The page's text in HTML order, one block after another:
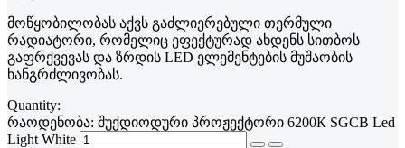
მოწყობილობას აქვს გაძლიერებული თერმული
რადიატორი, რომელიც ეფექტურად ახდენს სითბოს
გაფრქვევას და ზრდის LED ელემენტების მუშაობის
ხანგრძლივობას.
Quantity:
რაოდენობა: შუქდიოდური პროჟექტორი 6200К SGCB Led
Light White